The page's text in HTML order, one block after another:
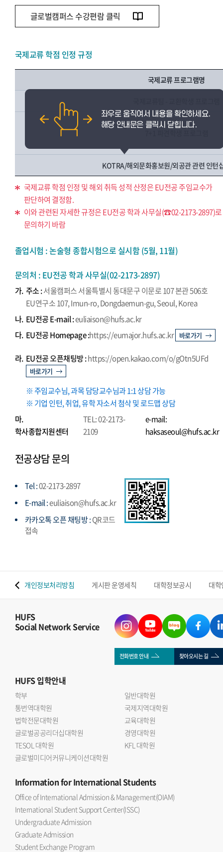
글로벌캠퍼스 수강편람 클릭
국제교류 학점 인정 규정
국제교류 프로그램명
KOTRA/해외문화홍보원/외공관 관련 인턴
국제교류 학점 인정 및 해외 취득 성적 산정은 EU전공 주임교수가
판단하여 결정함.
이와 관련된 자세한 규정은 EU전공 학과 사무실(☎02-2173-2897)로
문의하기 바람
졸업시험 : 논술형 종합시험으로 실시함 (5월, 11월)
문의처 : EU전공 학과 사무실(02-2173-2897)
가. 주소 :서울캠퍼스 서울특별시 동대문구 이문로 107 본관 506호
EU연구소 107, Imun-ro, Dongdaemun-gu, Seoul, Korea
나. EU전공 E-mail :euliaison@hufs.ac.kr
다. EU전공 Homepage :https://eumajor.hufs.ac.kr 바로가기
라. EU전공 오픈채팅방 :https://open.kakao.com/o/gOtn5UFd
바로가기
※ 주임교수님, 과목 담당교수님과 1:1 상담 가능
※ 기업 인턴, 취업, 유학 자소서 첨삭 및 로드맵 상담
마.
학사종합지원센터
TEL: 02-2173-
2109
e-mail:
haksaseoul@hufs.ac.kr
전공상담 문의
Tel :02-2173-2897
E-mail :euliaison@hufs.ac.kr
카카오톡 오픈 채팅방 :QR코드
접속
개인정보처리방침 게시판 운영세칙 대학정보공시 대
HUFS
Social Network Service
전화번호 안내 찾아오시는 길
HUFS입학안내
학부
일반대학원
통번역대학원
국제지역대학원
법학전문대학원
교육대학원
글로벌공공리더십대학원
경영대학원
TESOL 대학원
KFL 대학원
글로벌미디어커뮤니케이션대학원
Informationfor International Students
Office of International Admission & Management(OIAM)
International Student Support Center(ISSC)
Undergraduate Admission
Graduate Admission
Student Exchange Program